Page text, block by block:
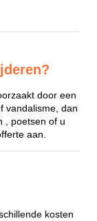
door een
vandalisme, dan
, poetsen of u
aan.
kosten